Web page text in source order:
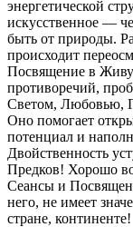
энергетической
искусственное —
быть от природы.
происходит
Посвящение в Живу
противоречий,
Светом, Любовью,
Оно помогает
потенциал и
Двойственность
Предков! Хорошо
Сеансы и
него, не имеет
стране, континенте!